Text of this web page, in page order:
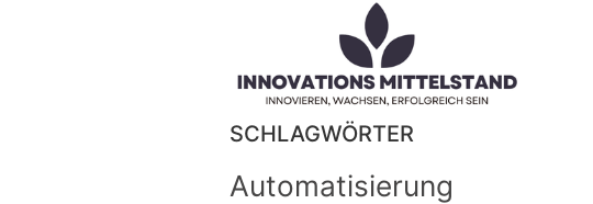
SCHLAGWÖRTER
Automatisierung